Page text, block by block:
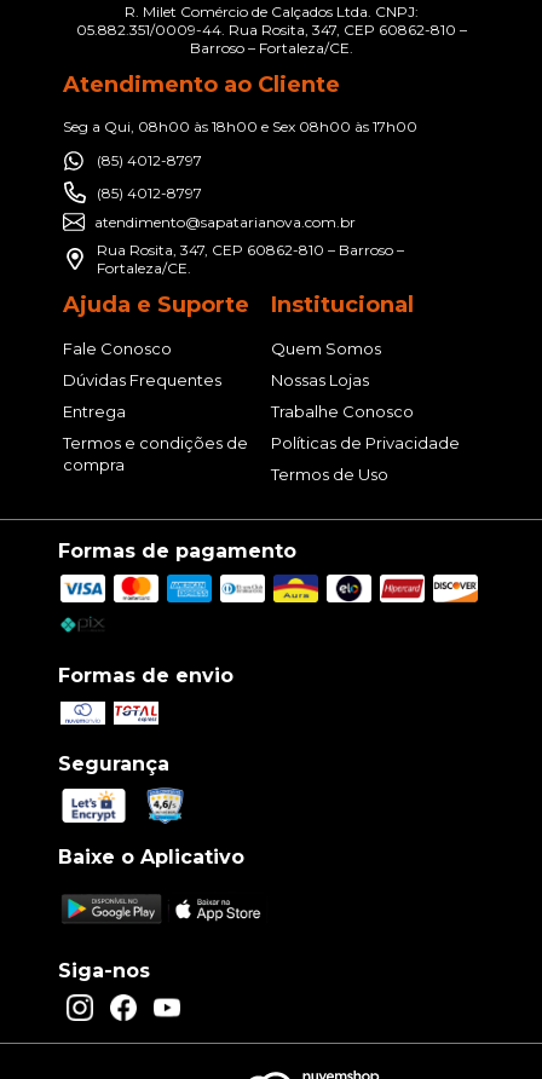
R. Milet Comércio de Calçados Ltda. CNPJ:
05.882.351/0009-44. Rua Rosita, 347, CEP 60862-810 –
Barroso – Fortaleza/CE.
Atendimento ao Cliente
Seg a Qui, 08h00 às 18h00 e Sex 08h00 às 17h00
(85) 4012-8797
(85) 4012-8797
atendimento@sapatarianova.com.br
Rua Rosita, 347, CEP 60862-810 – Barroso –
Fortaleza/CE.
Ajuda e Suporte
Fale Conosco
Dúvidas Frequentes
Entrega
Termos e condições de
compra
Institucional
Quem Somos
Nossas Lojas
Trabalhe Conosco
Políticas de Privacidade
Termos de Uso
Formas de pagamento
Formas de envio
Segurança
Baixe o Aplicativo
Siga-nos